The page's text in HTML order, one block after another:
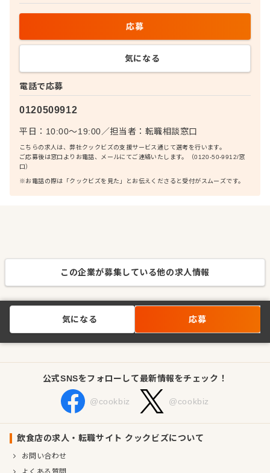
電話で応募
0120509912
平日：10:00〜19:00／担当者： 転職相談窓口
こちらの求人は、弊社クックビズの支援サービス通じて選考を行います。
ご応募後は窓口よりお電話、メールにてご連絡いたします。（0120-50-9912/窓
口）
※お電話の際は「クックビズを見た」とお伝えくださると受付がスムーズです。
応募
気になる
この企業が募集している他の求人情報
気になる 応募
公式SNSをフォローして最新情報をチェック！
@cookbiz @cookbiz
飲食店の求人・転職サイト クックビズについて
お問い合わせ